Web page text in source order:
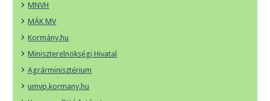
MNVH
MÁK MV
Kormány.hu
Miniszterelnökségi Hivatal
Agrárminisztérium
umvp.kormany.hu